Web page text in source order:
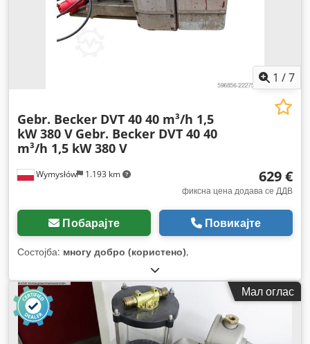
1 /7
Wymysłów 1.193 km
Gebr. Becker DVT 40 40 m³/h 1,5
kW 380 V Gebr. Becker DVT 40 40
m³/h 1,5 kW 380 V
629 €
фиксна цена додава се ДДВ
Побарајте Повикајте
Состојба: многу добро (користено),
Мал оглас